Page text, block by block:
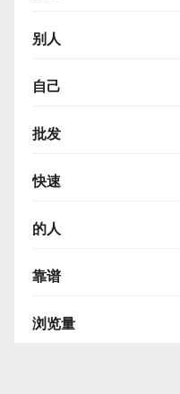
别人
自己
批发
快速
的人
靠谱
浏览量